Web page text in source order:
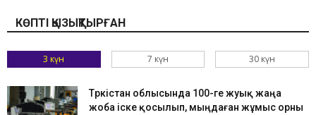
КӨПТІ ҚЫЗЫҚТЫРҒАН
3 күн 7 күн 30 күн
Түркістан облысында 100-ге жуық жаңа
жоба іске қосылып, мыңдаған жұмыс орны